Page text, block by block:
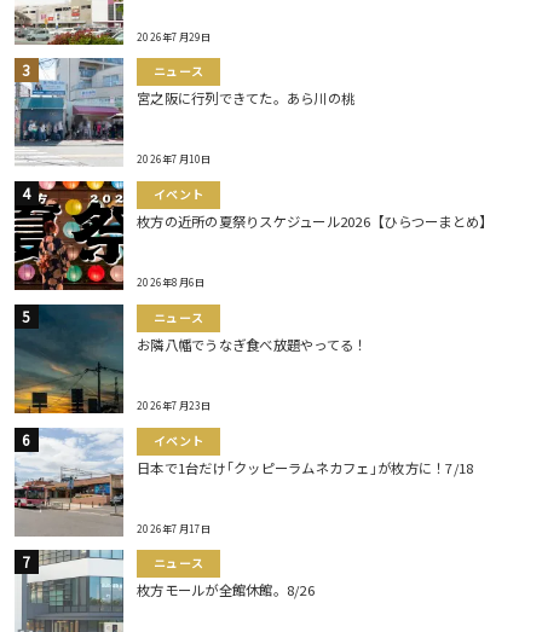
2026年7月29日
ニュース
宮之阪に行列できてた。あら川の桃
2026年7月10日
イベント
枚方の近所の夏祭りスケジュール2026【ひらつーまとめ】
2026年8月6日
ニュース
お隣八幡でうなぎ食べ放題やってる！
2026年7月23日
イベント
日本で1台だけ｢クッピーラムネカフェ｣が枚方に！7/18
2026年7月17日
ニュース
枚方モールが全館休館。8/26